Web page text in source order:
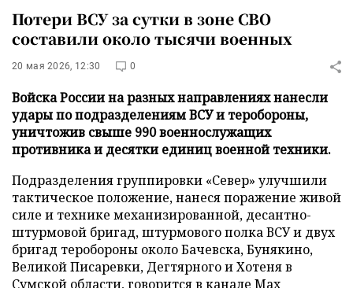
Потери ВСУ за сутки в зоне СВО
составили около тысячи военных
20 мая 2026, 12:30 0
Войска России на разных направлениях нанесли
удары по подразделениям ВСУ и теробороны,
уничтожив свыше 990 военнослужащих
противника и десятки единиц военной техники.
Подразделения группировки «Север» улучшили
тактическое положение, нанеся поражение живой
силе и технике механизированной, десантно-
штурмовой бригад, штурмового полка ВСУ и двух
бригад теробороны около Бачевска, Бунякино,
Великой Писаревки, Дегтярного и Хотеня в
Сумской области, говорится в канале Max